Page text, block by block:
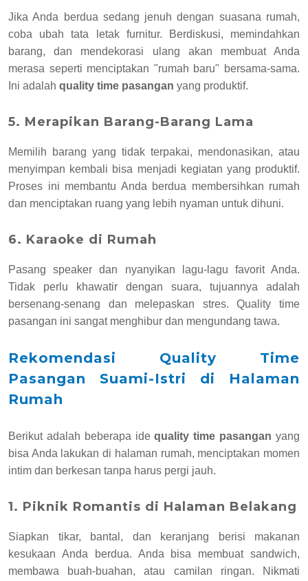
Jika Anda berdua sedang jenuh dengan suasana rumah,
coba ubah tata letak furnitur. Berdiskusi, memindahkan
barang, dan mendekorasi ulang akan membuat Anda
merasa seperti menciptakan "rumah baru" bersama-sama.
Ini adalah quality time pasangan yang produktif.
5. Merapikan Barang-Barang Lama
Memilih barang yang tidak terpakai, mendonasikan, atau
menyimpan kembali bisa menjadi kegiatan yang produktif.
Proses ini membantu Anda berdua membersihkan rumah
dan menciptakan ruang yang lebih nyaman untuk dihuni.
6. Karaoke di Rumah
Pasang speaker dan nyanyikan lagu-lagu favorit Anda.
Tidak perlu khawatir dengan suara, tujuannya adalah
bersenang-senang dan melepaskan stres. Quality time
pasangan ini sangat menghibur dan mengundang tawa.
Rekomendasi Quality Time
Pasangan Suami-Istri di Halaman
Rumah
Berikut adalah beberapa idequality time pasangan yang
bisa Anda lakukan di halaman rumah, menciptakan momen
intim dan berkesan tanpa harus pergi jauh.
1. Piknik Romantis di Halaman Belakang
Siapkan tikar, bantal, dan keranjang berisi makanan
kesukaan Anda berdua. Anda bisa membuat sandwich,
membawa buah-buahan, atau camilan ringan. Nikmati